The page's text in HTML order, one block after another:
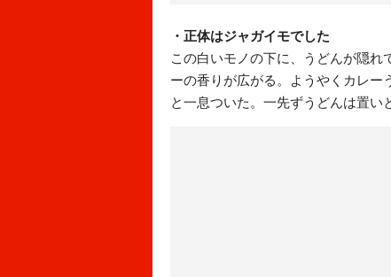
・正体はジャガイモでした
この白いモノの下に、うどんが隠れ
ーの香りが広がる。ようやくカレ
と一息ついた。一先ずうどんは置い